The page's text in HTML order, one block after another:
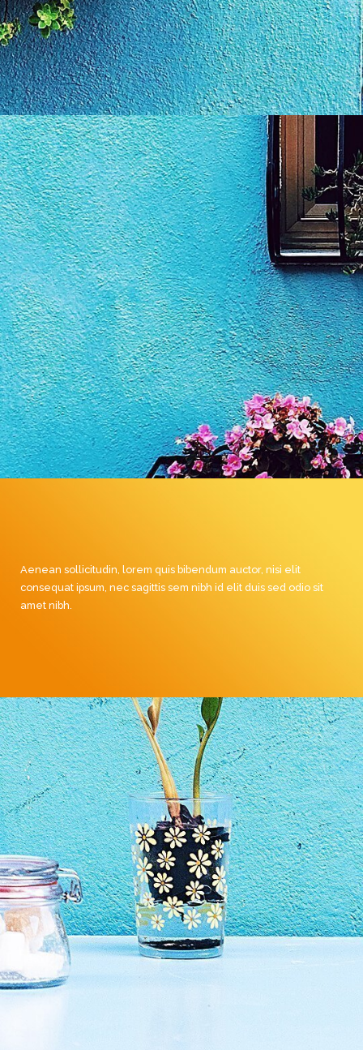
Aenean sollicitudin, lorem quis bibendum auctor, nisi elit
consequat ipsum, nec sagittis sem nibh id elit duis sed odio sit
amet nibh.